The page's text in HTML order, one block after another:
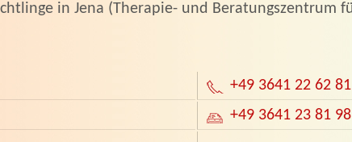
in Jena (Therapie- und Beratungszentrum
+49 3641 22 62 81
+49 3641 23 81 98